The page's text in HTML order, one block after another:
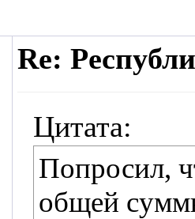
Re:
Цитата:
Попросил,
общей